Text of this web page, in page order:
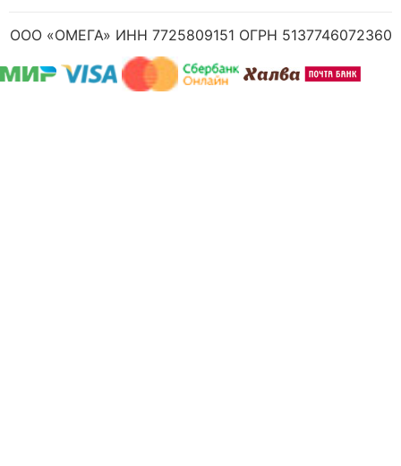
ООО «ОМЕГА» ИНН 7725809151 ОГРН 5137746072360